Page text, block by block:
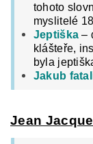
tohoto
myslitelé
Jeptiška –
klášteře,
byla
Jakub
Jean